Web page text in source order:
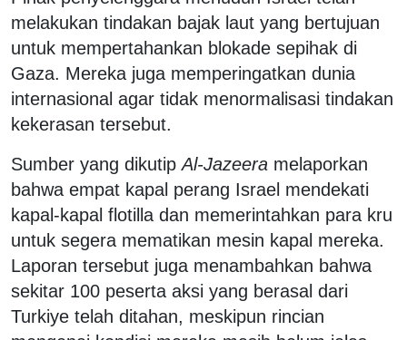
melakukan tindakan bajak laut yang bertujuan
untuk mempertahankan blokade sepihak di
Gaza. Mereka juga memperingatkan dunia
internasional agar tidak menormalisasi tindakan
kekerasan tersebut.
Sumber yang dikutipAl-Jazeera melaporkan
bahwa empat kapal perang Israel mendekati
kapal-kapal flotilla dan memerintahkan para kru
untuk segera mematikan mesin kapal mereka.
Laporan tersebut juga menambahkan bahwa
sekitar 100 peserta aksi yang berasal dari
Turkiye telah ditahan, meskipun rincian